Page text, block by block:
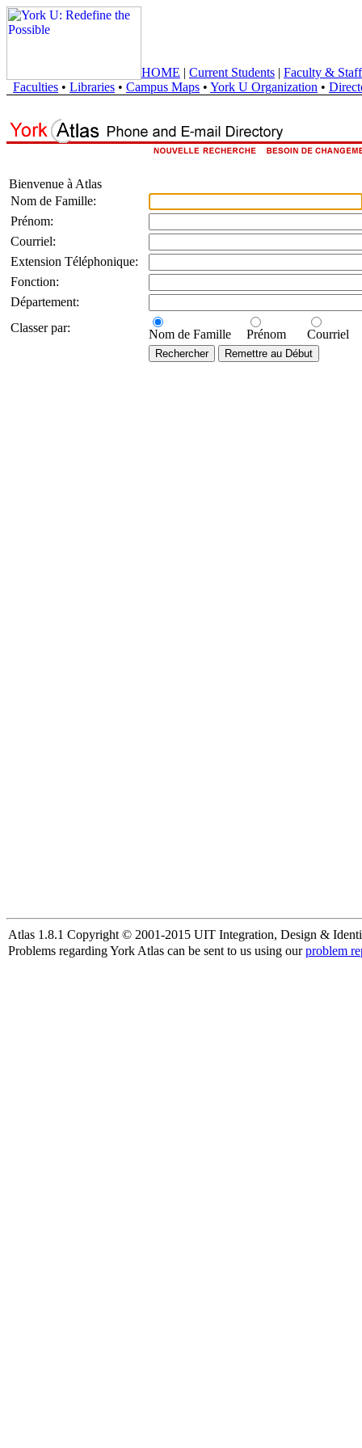
HOME | Current Students | Faculty & Staff
Faculties • Libraries • Campus Maps • York U Organization •
Bienvenue à Atlas
Nom de Famille:
Prénom:
Courriel:
Extension Téléphonique:
Fonction:
Département:
Classer par:
Nom de Famille Prénom Courriel
Atlas 1.8.1 Copyright © 2001-2015 UIT Integration, Design &
Problems regarding York Atlas can be sent to us using ourproblem